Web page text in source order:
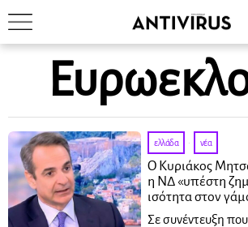
ελλάδα · νέα
Ο Κυριάκος
η ΝΔ «υπέστη
ισότητα στον
Σε συνέντευξη